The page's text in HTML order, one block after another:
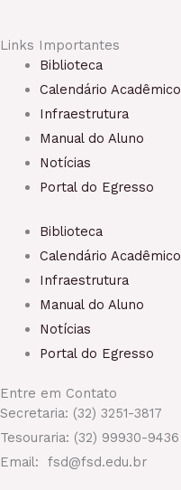
Links Importantes
Biblioteca
Calendário Acadêmico
Infraestrutura
Manual do Aluno
Notícias
Portal do Egresso
Biblioteca
Calendário Acadêmico
Infraestrutura
Manual do Aluno
Notícias
Portal do Egresso
Entre em Contato
Secretaria: (32) 3251-3817
Tesouraria: (32) 99930-9436
Email: fsd@fsd.edu.br